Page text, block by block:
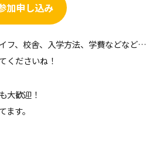
加申し込み
フ、校舎、入学方法、学費などなど…
くださいね！
大歓迎！
す。